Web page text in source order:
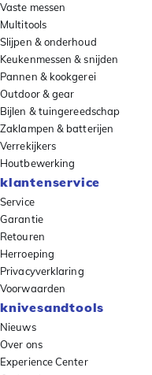
Vaste messen
Multitools
Slijpen & onderhoud
Keukenmessen & snijden
Pannen & kookgerei
Outdoor & gear
Bijlen & tuingereedschap
Zaklampen & batterijen
Verrekijkers
Houtbewerking
klantenservice
Service
Garantie
Retouren
Herroeping
Privacyverklaring
Voorwaarden
knivesandtools
Nieuws
Over ons
Experience Center